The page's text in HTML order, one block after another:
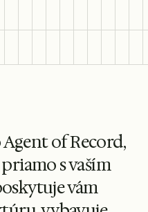
of Record,
s vaším
vám